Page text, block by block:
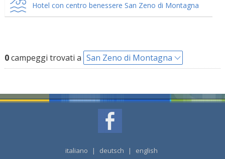
Hotel con centro benessere San Zeno di Montagna
0campeggi trovati a San Zeno di Montagna
italiano | deutsch | english